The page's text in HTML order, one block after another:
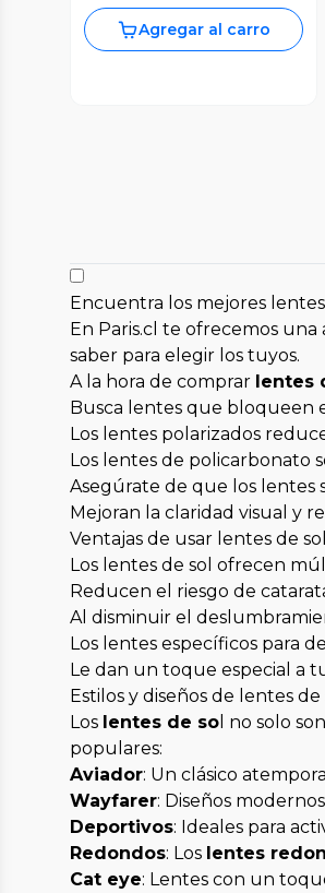
Agregar al carro
Encuentra los mejores
En Paris.cl te ofrecemos una
saber para elegir los tuyos.
A la hora de comprar lentes
Busca lentes que bloqueen
Los lentes polarizados
Los lentes de policarbonato
Asegúrate de que los lentes
Mejoran la claridad visual y
Ventajas de usar lentes de sol
Los lentes de sol ofrecen
Reducen el riesgo de
Al disminuir el
Los lentes específicos para
Le dan un toque especial a
Estilos y diseños de lentes de
Los lentes de so l no solo
populares:
Aviador: Un clásico
Wayfarer: Diseños
Deportivos: Ideales para
Redondos: Los lentes
Cat eye: Lentes con un